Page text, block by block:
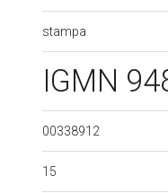
stampa
IGMN
00338912
15